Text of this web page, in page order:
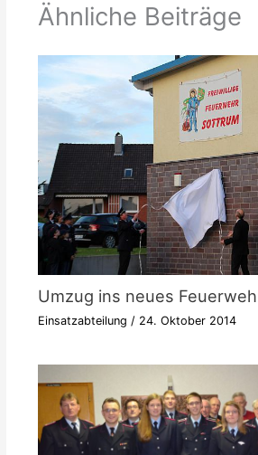
Ähnliche Beiträge
Umzug ins neues
Einsatzabteilung / 24. Oktober 2014